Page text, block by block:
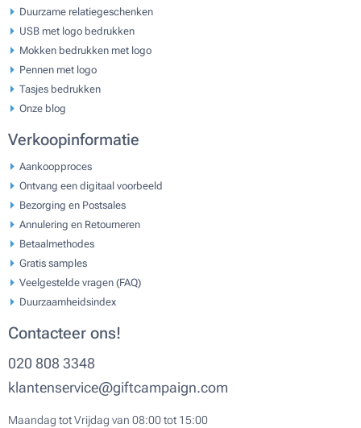
Duurzame relatiegeschenken
USB met logo bedrukken
Mokken bedrukken met logo
Pennen met logo
Tasjes bedrukken
Onze blog
Verkoopinformatie
Aankoopproces
Ontvang een digitaal voorbeeld
Bezorging en Postsales
Annulering en Retourneren
Betaalmethodes
Gratis samples
Veelgestelde vragen (FAQ)
Duurzaamheidsindex
Contacteer ons!
020 808 3348
klantenservice@giftcampaign.com
Maandag tot Vrijdag van 08:00 tot 15:00